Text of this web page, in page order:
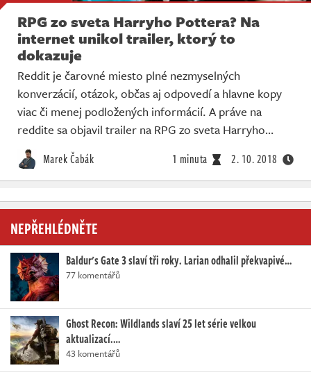
RPG zo sveta Harryho Pottera? Na
internet unikol trailer, ktorý to
dokazuje
Reddit je čarovné miesto plné nezmyselných
konverzácií, otázok, občas aj odpovedí a hlavne kopy
viac či menej podložených informácií. A práve na
reddite sa objavil trailer na RPG zo sveta Harryho…
Marek Čabák 1 minuta 2. 10. 2018
NEPŘEHLÉDNĚTE
Baldur's Gate 3 slaví tři roky. Larian odhalil překvapivé…
77 komentářů
Ghost Recon: Wildlands slaví 25 let série velkou
aktualizací.…
43 komentářů